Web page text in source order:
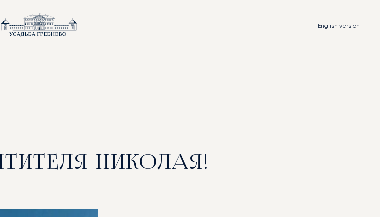
English version
НИКОЛАЯ!